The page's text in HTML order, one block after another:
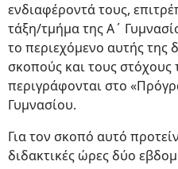
ενδιαφέροντά τους,
τάξη/τμήμα της Α΄
το περιεχόμενο αυτής της
σκοπούς και τους
περιγράφονται στο
Γυμνασίου.
Για τον σκοπό αυτό
διδακτικές ώρες δύο